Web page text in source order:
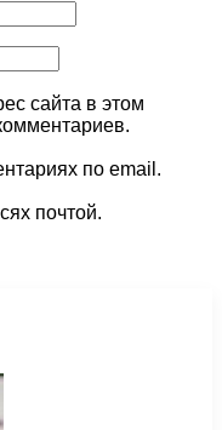
сайта в этом
по email.
почтой.